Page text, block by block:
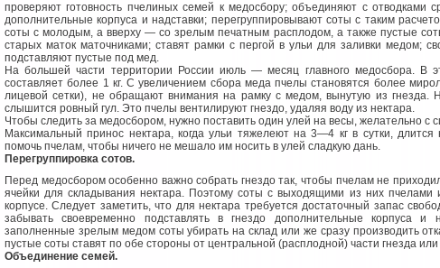
проверяют готовность пчелиных семей к медосбору; объединяют с отводками
дополнительные корпуса и надставки; перегруппировывают соты с таким
соты с молодым, а вверху — со зрелым печатным расплодом, а также пустые
старых маток маточниками; ставят рамки с пергой в ульи для заливки медом;
подставляют пустые под мед.
На большей части территории России июль — месяц главного медосбора. В
составляет более 1 кг. С увеличением сбора меда пчелы становятся более
лицевой сетки), не обращают внимания на рамку с медом, вынутую из гнезда.
слышится ровный гул. Это пчелы вентилируют гнездо, удаляя воду из нектара.
Чтобы следить за медосбором, нужно поставить один улей на весы, желательно с
Максимальный принос нектара, когда ульи тяжелеют на 3—4 кг в сутки,
помочь пчелам, чтобы ничего не мешало им носить в улей сладкую дань.
Перегруппировка сотов.
Перед медосбором особенно важно собрать гнездо так, чтобы пчелам не
ячейки для складывания нектара. Поэтому соты с выходящими из них
корпусе. Следует заметить, что для нектара требуется достаточный запас
забывать своевременно подставлять в гнездо дополнительные корпуса
заполненные зрелым медом соты убирать на склад или же сразу производить
пустые соты ставят по обе стороны от центральной (расплодной) части гнезда
Объединение семей.